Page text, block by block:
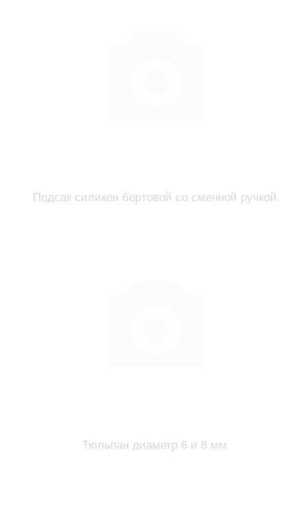
Подсак силикон бортовой со сменной ручкой
Тюльпан диаметр 6 и 8 мм